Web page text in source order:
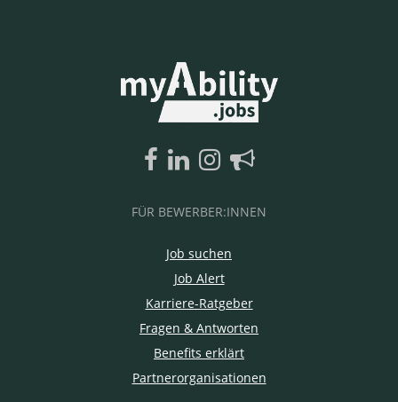
FÜR BEWERBER:INNEN
Job suchen
Job Alert
Karriere-Ratgeber
Fragen & Antworten
Benefits erklärt
Partnerorganisationen